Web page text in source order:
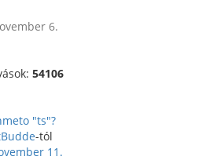
6.
54106
"ts"?
-tól
11.